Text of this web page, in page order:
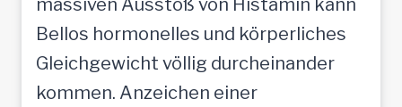
Bellos hormonelles und körperliches
Gleichgewicht völlig durcheinander
kommen. Anzeichen einer